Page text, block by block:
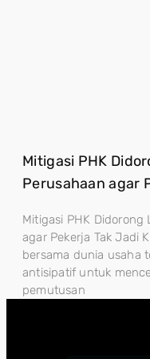
Mitigasi PHK
Perusahaan agar
Mitigasi PHK Didorong
agar Pekerja Tak Jadi
bersama dunia usaha
antisipatif untuk
pemutusan